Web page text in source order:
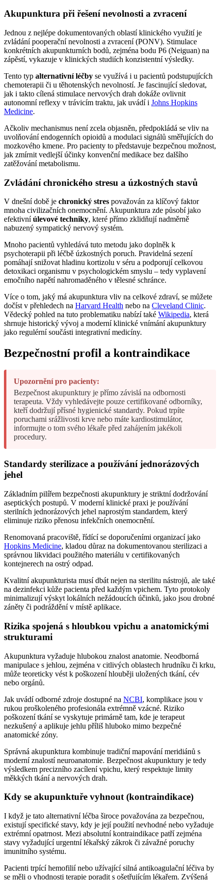
Akupunktura při řešení nevolnosti a zvracení
Jednou z nejlépe dokumentovaných oblastí klinického využití je
zvládání pooperační nevolnosti a zvracení (PONV). Stimulace
konkrétních akupunkturních bodů, zejména bodu P6 (Neiguan) na
zápěstí, vykazuje v klinických studiích konzistentní výsledky.
Tento typ alternativní léčby se využívá i u pacientů podstupujících
chemoterapii či u těhotenských nevolností. Je fascinující sledovat,
jak i takto cílená stimulace nervových drah dokáže ovlivnit
autonomní reflexy v trávicím traktu, jak uvádí i Johns Hopkins
Medicine.
Ačkoliv mechanismus není zcela objasněn, předpokládá se vliv na
uvolňování endogenních opioidů a modulaci signálů směřujících do
mozkového kmene. Pro pacienty to představuje bezpečnou možnost,
jak zmírnit vedlejší účinky konvenční medikace bez dalšího
zatěžování metabolismu.
Zvládání chronického stresu a úzkostných stavů
V dnešní době je chronický stres považován za klíčový faktor
mnoha civilizačních onemocnění. Akupunktura zde působí jako
efektivní úlevové techniky, které přímo zklidňují nadměrně
nabuzený sympatický nervový systém.
Mnoho pacientů vyhledává tuto metodu jako doplněk k
psychoterapii při léčbě úzkostných poruch. Pravidelná sezení
pomáhají snižovat hladinu kortizolu v séru a podporují celkovou
detoxikaci organismu v psychologickém smyslu – tedy vyplavení
emočního napětí nahromaděného v tělesné schránce.
Více o tom, jaký má akupunktura vliv na celkové zdraví, se můžete
dočíst v přehledech na Harvard Health nebo na Cleveland Clinic.
Vědecký pohled na tuto problematiku nabízí také Wikipedia, která
shrnuje historický vývoj a moderní klinické vnímání akupunktury
jako regulérní součásti integrativní medicíny.
Bezpečnostní profil a kontraindikace
Upozornění pro pacienty:
Bezpečnost akupunktury je přímo závislá na odbornosti
terapeuta. Vždy vyhledávejte pouze certifikované odborníky,
kteří dodržují přísné hygienické standardy. Pokud trpíte
poruchami srážlivosti krve nebo máte kardiostimulátor,
informujte o tom svého lékaře před zahájením jakékoli
procedury.
Standardy sterilizace a používání jednorázových
jehel
Základním pilířem bezpečnosti akupunktury je striktní dodržování
aseptických postupů. V moderní klinické praxi je používání
sterilních jednorázových jehel naprostým standardem, který
eliminuje riziko přenosu infekčních onemocnění.
Renomovaná pracoviště, řídící se doporučeními organizací jako
Hopkins Medicine, kladou důraz na dokumentovanou sterilizaci a
správnou likvidaci použitého materiálu v certifikovaných
kontejnerech na ostrý odpad.
Kvalitní akupunkturista musí dbát nejen na sterilitu nástrojů, ale také
na dezinfekci kůže pacienta před každým vpichem. Tyto protokoly
minimalizují výskyt lokálních nežádoucích účinků, jako jsou drobné
záněty či podráždění v místě aplikace.
Rizika spojená s hloubkou vpichu a anatomickými
strukturami
Akupunktura vyžaduje hlubokou znalost anatomie. Neodborná
manipulace s jehlou, zejména v citlivých oblastech hrudníku či krku,
může teoreticky vést k poškození hlouběji uložených tkání, cév
nebo orgánů.
Jak uvádí odborné zdroje dostupné na NCBI, komplikace jsou v
rukou proškoleného profesionála extrémně vzácné. Riziko
poškození tkání se vyskytuje primárně tam, kde je terapeut
nezkušený a aplikuje jehlu příliš hluboko mimo bezpečné
anatomické zóny.
Správná akupunktura kombinuje tradiční mapování meridiánů s
moderní znalostí neuroanatomie. Bezpečnost akupunktury je tedy
výsledkem precizního zacílení vpichu, který respektuje limity
měkkých tkání a nervových drah.
Kdy se akupunktuře vyhnout (kontraindikace)
I když je tato alternativní léčba široce považována za bezpečnou,
existují specifické stavy, kdy je její použití nevhodné nebo vyžaduje
extrémní opatrnost. Mezi absolutní kontraindikace patří zejména
stavy vyžadující urgentní lékařský zákrok či závažné poruchy
imunitního systému.
Pacienti trpící hemofilií nebo užívající silná antikoagulační léčiva by
se měli o vhodnosti terapie poradit s ošetřujícím lékařem. Zvýšená